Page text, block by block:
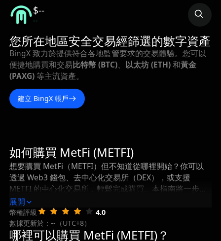
$--
--
您所在地區安全交易經篩選的數字資產
BingX 致力於提供符合各地監管要求的交易體驗。您可以
便捷地購買和交易比特幣 (BTC)、 以太坊 (ETH)和黃金
(PAXG) 等主流資產。
建立 BingX 帳戶
如何購買 MetFi (METFI)
想要購買 MetFi（METFI）但不知道從哪裡開始？你可以
透過 Web3 錢包、去中心化交易所（DEX），或支援
METFI 的中心化交易所，輕鬆完成購買。本指南將一步步
帶你瞭解如何購買 MetFi，以及在購買後如何安全地儲存
和管理你的 METFI。
展開
幣種評級
4.0
數據更新於：--（UTC+8）
哪裡可以購買 MetFi (METFI)？